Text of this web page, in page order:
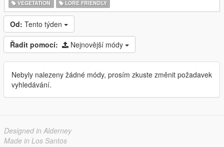
VEGETATION
LORE FRIENDLY
Od: Tento týden
Řadit pomocí: Nejnovější módy
Nebyly nalezeny žádné módy, prosím zkuste změnit požadavek
vyhledávání.
Designed in Alderney
Made in Los Santos